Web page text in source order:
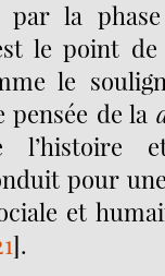
la phase
le point
le
de la
et
pour
et
].